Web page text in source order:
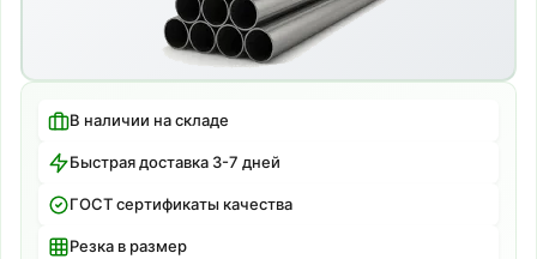
В наличии на складе
Быстрая доставка 3-7 дней
ГОСТ сертификаты качества
Резка в размер